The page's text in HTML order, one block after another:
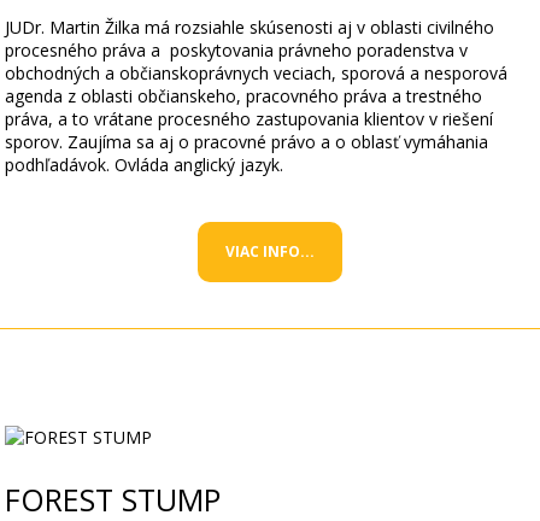
JUDr. Martin Žilka má rozsiahle skúsenosti aj v oblasti civilného
procesného práva a poskytovania právneho poradenstva v
obchodných a občianskoprávnych veciach, sporová a nesporová
agenda z oblasti občianskeho, pracovného práva a trestného
práva, a to vrátane procesného zastupovania klientov v riešení
sporov. Zaujíma sa aj o pracovné právo a o oblasť vymáhania
podhľadávok. Ovláda anglický jazyk.
VIAC INFO...
FOREST STUMP